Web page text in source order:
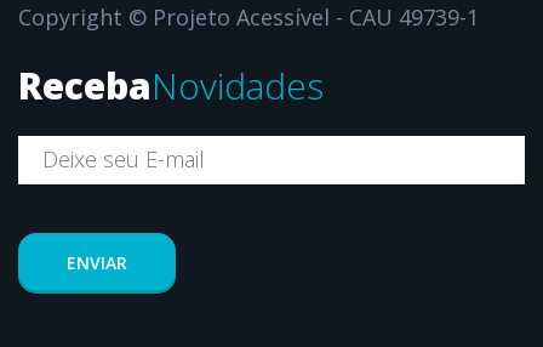
Copyright © Projeto Acessível - CAU 49739-1
RecebaNovidades
ENVIAR